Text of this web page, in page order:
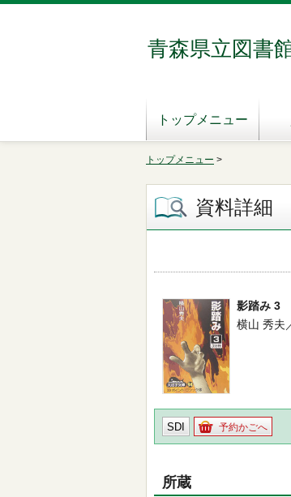
青森県立図書
トップメニュー
トップメニュー >
資料詳細
影踏み 3
横山 秀夫
SDI 予約かごへ
所蔵